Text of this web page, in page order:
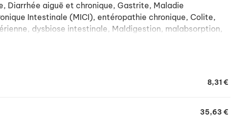
Diarrhée aiguë et chronique, Gastrite, Maladie
Intestinale (MICI), entéropathie chronique, Colite,
dysbiose intestinale, Maldigestion, malabsorption,
post-opératoire
EN CAS DE: Croissance, gestation/lactation. 8,31 €
35,63 €